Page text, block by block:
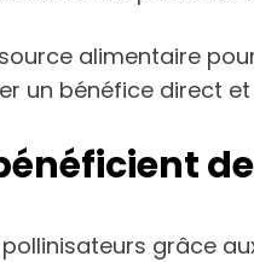
alimentaire
un bénéfice direct
pollinisateurs grâce